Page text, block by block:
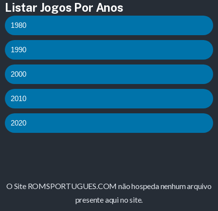
Listar Jogos Por Anos
1980
1990
2000
2010
2020
O Site ROMSPORTUGUES.COM não hospeda nenhum arquivo
presente aqui no site.